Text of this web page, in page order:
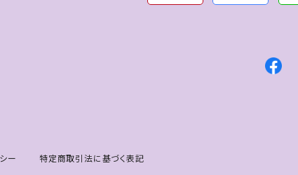
ー 特定商取引法に基づく表記